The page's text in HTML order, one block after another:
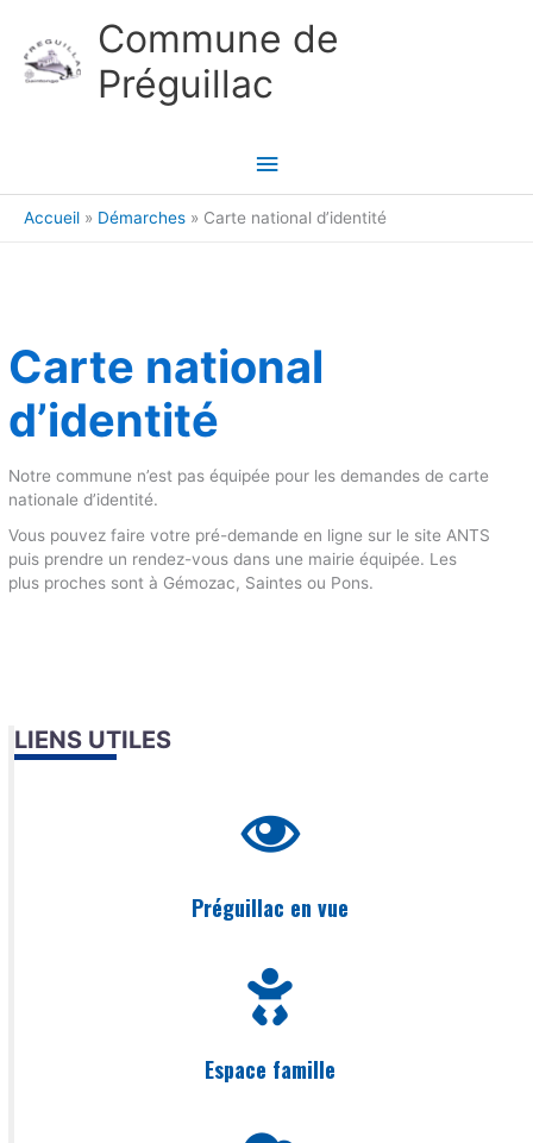
Commune de
Préguillac
Menu
principal
Accueil Démarches Carte national d’identité
Carte national
d’identité
Notre commune n’est pas équipée pour les demandes de carte
nationale d’identité.
Vous pouvez faire votre pré-demande en ligne sur le site ANTS
puis prendre un rendez-vous dans une mairie équipée. Les
plus proches sont à Gémozac, Saintes ou Pons.
LIENS UTILES
Préguillac en vue
Espace famille